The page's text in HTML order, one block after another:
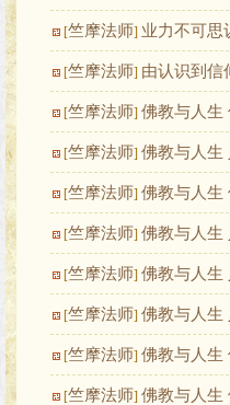
[竺摩法师] 业力不可思
[竺摩法师] 由认识到信
[竺摩法师] 佛教与人生
[竺摩法师] 佛教与人生
[竺摩法师] 佛教与人生
[竺摩法师] 佛教与人生
[竺摩法师] 佛教与人生
[竺摩法师] 佛教与人生
[竺摩法师] 佛教与人生
[竺摩法师] 佛教与人生